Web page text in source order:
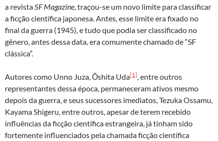
a revistaSF Magazine, traçou-se um novo limite para classificar
a ficção científica japonesa. Antes, esse limite era fixado no
final da guerra (1945), e tudo que podia ser classificado no
gênero, antes dessa data, era comumente chamado de “SF
clássica”.
Autores como Unno Juza, Ōshita Uda[1], entre outros
representantes dessa época, permaneceram ativos mesmo
depois da guerra, e seus sucessores imediatos, Tezuka Ossamu,
Kayama Shigeru, entre outros, apesar de terem recebido
influências da ficção científica estrangeira, já tinham sido
fortemente influenciados pela chamada ficção científica